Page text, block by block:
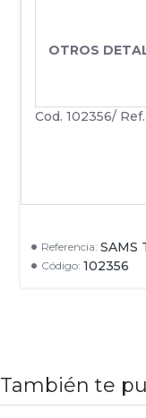
Referencia: SAMS
Código: 102356
OTROS
Cod. 102356/
También te